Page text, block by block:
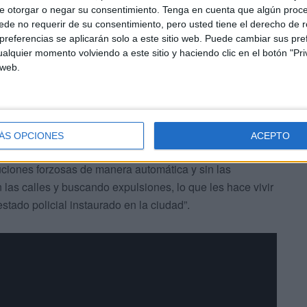
otorgar o negar su consentimiento. Tenga en cuenta que algún
no requerir de su consentimiento, pero usted tiene el derecho de
se aplicarán solo a este sitio web. Puede cambiar sus
momento volviendo a este sitio y haciendo clic en el botón
OPCIONES ACEPTO
que, al menos, sean así escuchadas. Quieren
y su derecho a migrar o que se reconozcan
la Declaración Universal de los Derechos Humanos”.
forzosas de manera automática y sin las
calles y buscando expulsiones, lo que les hace vivir
policial instaurado en la ciudad”.